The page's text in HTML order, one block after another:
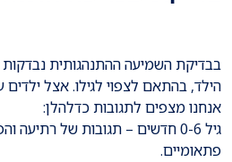
בבדיקת השמיעה ההתנהגותית
הילד, בהתאם לצפוי לגילו. אצל
אנחנו מצפים לתגובות כדלהלן:
גיל 0-6 חדשים – תגובות של
פתאומיים.